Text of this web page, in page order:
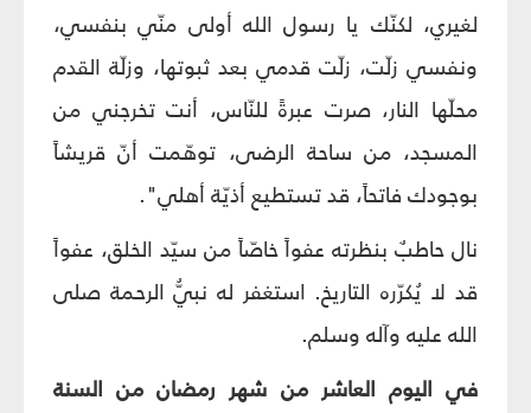
لغيري، لكنّك يا رسول الله أولى منّي بنفسي،
ونفسي زلّت، زلّت قدمي بعد ثبوتها، وزلّة القدم
محلّها النار، صرت عبرةً للنّاس، أنت تخرجني من
المسجد، من ساحة الرضى، توهّمت أنّ قريشاً
بوجودك فاتحاً، قد تستطيع أذيّة أهلي".
نال حاطبٌ بنظرته عفواً خاصّاً من سيّد الخلق، عفواً
قد لا يُكرّره التاريخ. استغفر له نبيُّ الرحمة صلى
الله عليه وآله وسلم.
في اليوم العاشر من شهر رمضان من السنة